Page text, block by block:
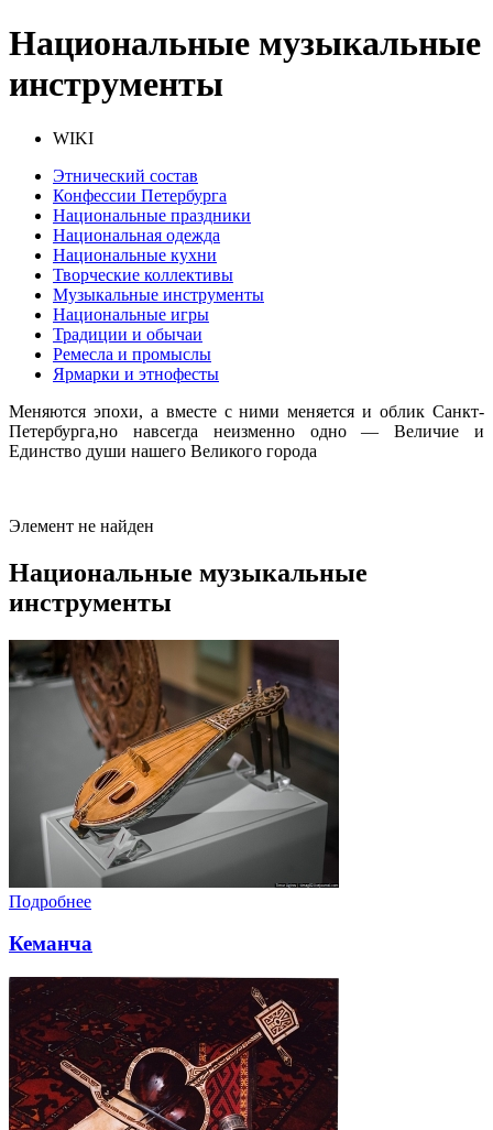
Национальные музыкальные
инструменты
WIKI
Этнический состав
Конфессии Петербурга
Национальные праздники
Национальная одежда
Национальные кухни
Творческие коллективы
Музыкальные инструменты
Национальные игры
Традиции и обычаи
Ремесла и промыслы
Ярмарки и этнофесты
Меняются эпохи, а вместе с ними меняется и облик Санкт-
Петербурга,но навсегда неизменно одно — Величие и
Единство души нашего Великого города
Элемент не найден
Национальные музыкальные
инструменты
Подробнее
Кеманча